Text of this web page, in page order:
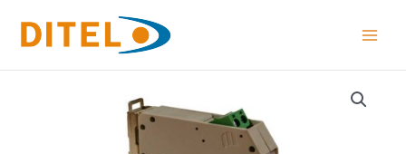
contenu